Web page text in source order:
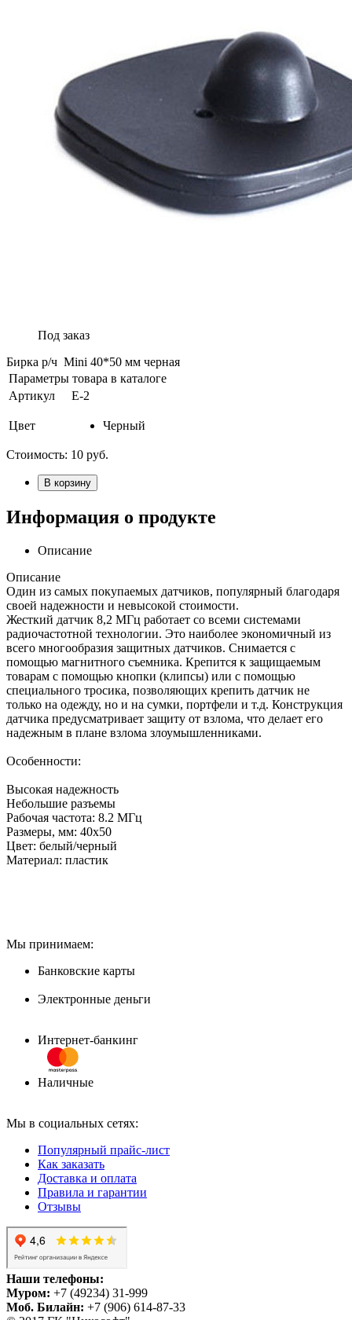
Под заказ
Бирка р/ч Mini 40*50 мм черная
Параметры товара в каталоге
Артикул
E-2
Цвет Черный
Стоимость: 10 руб.
В корзину
Информация о продукте
Описание
Описание
Один из самых покупаемых датчиков, популярный благодаря
своей надежности и невысокой стоимости.
Жесткий датчик 8,2 МГц работает со всеми системами
радиочастотной технологии. Это наиболее экономичный из
всего многообразия защитных датчиков. Снимается с
помощью магнитного съемника. Крепится к защищаемым
товарам с помощью кнопки (клипсы) или с помощью
специального тросика, позволяющих крепить датчик не
только на одежду, но и на сумки, портфели и т.д. Конструкция
датчика предусматривает защиту от взлома, что делает его
надежным в плане взлома злоумышленниками.
Особенности:
Высокая надежность
Небольшие разъемы
Рабочая частота: 8.2 МГц
Размеры, мм: 40х50
Цвет: белый/черный
Материал: пластик
Мы принимаем:
Банковские карты
Электронные деньги
Интернет-банкинг
Наличные
Мы в социальных сетях:
Популярный прайс-лист
Как заказать
Доставка и оплата
Правила и гарантии
Отзывы
Наши телефоны:
Муром: +7 (49234) 31-999
Моб. Билайн: +7 (906) 614-87-33